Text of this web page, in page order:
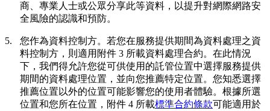
商、專業人士或公眾分享此等資料，以提升對網際網路安
全風險的認識和預防。
5. 您作為資料控制方。 若您在服務提供期間為資料處理之資
料控制方，則適用附件 3 所載資料處理合約。在此情況
下，我們得允許您從可供使用的託管位置中選擇服務提供
期間的資料處理位置，並向您推薦特定位置。您知悉選擇
推薦位置以外的位置可能影響您的使用者體驗。根據所選
位置和您所在位置，附件 4 所載標準合約條款可能適用於